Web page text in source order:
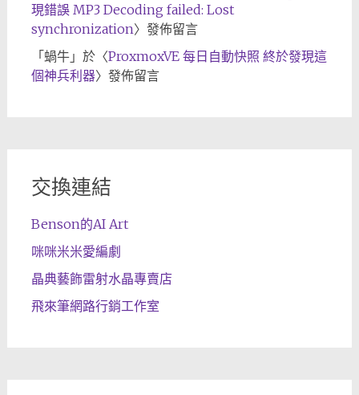
現錯誤 MP3 Decoding failed: Lost
synchronization〉發佈留言
「 蝸牛」於〈ProxmoxVE 每日自動快照 終於發現這
個神兵利器〉發佈留言
交換連結
Benson的AI Art
咪咪米米愛編劇
晶典藝飾雷射水晶專賣店
飛來筆網路行銷工作室